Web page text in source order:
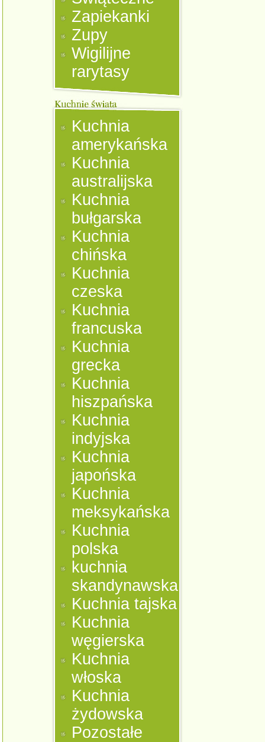
Zapiekanki
Zupy
Wigilijne
rarytasy
Kuchnia
amerykańska
Kuchnia
australijska
Kuchnia
bułgarska
Kuchnia
chińska
Kuchnia
czeska
Kuchnia
francuska
Kuchnia
grecka
Kuchnia
hiszpańska
Kuchnia
indyjska
Kuchnia
japońska
Kuchnia
meksykańska
Kuchnia
polska
kuchnia
skandynawska
Kuchnia tajska
Kuchnia
węgierska
Kuchnia
włoska
Kuchnia
żydowska
Pozostałe